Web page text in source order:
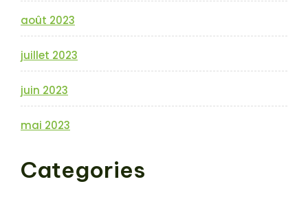
août 2023
juillet 2023
juin 2023
mai 2023
Categories